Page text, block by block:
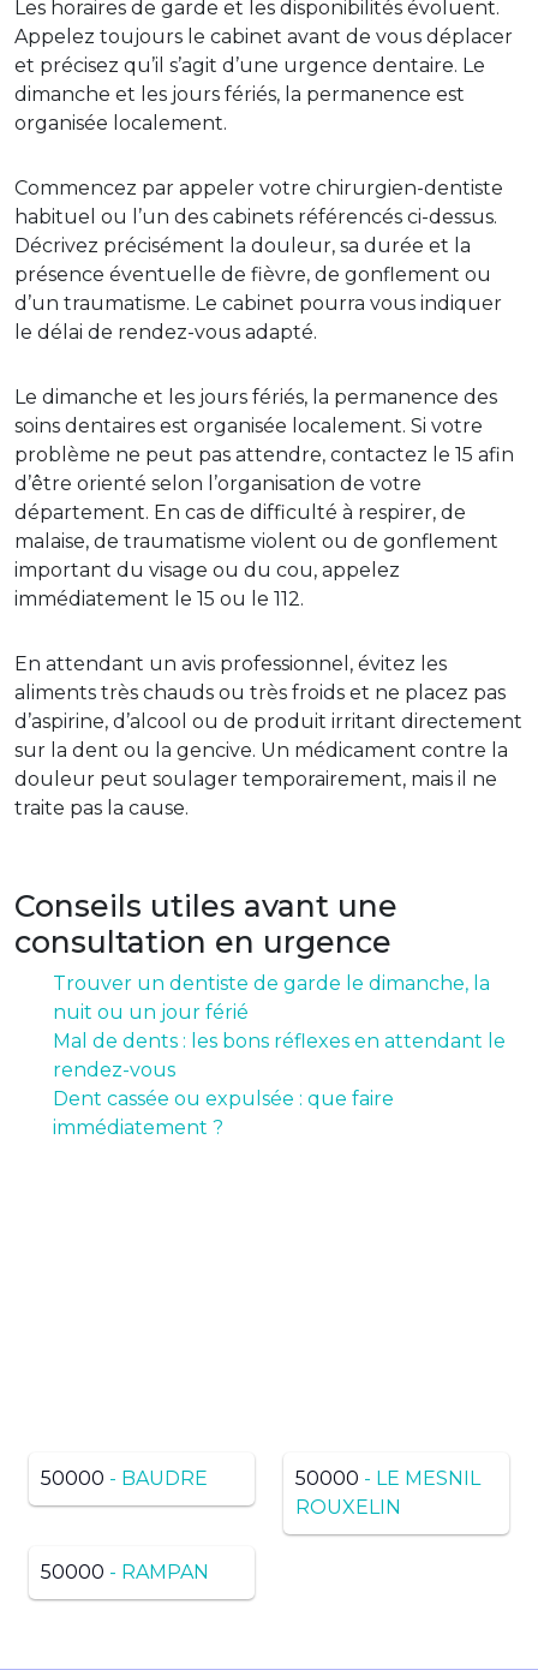
Les horaires de garde et les disponibilités évoluent.
Appelez toujours le cabinet avant de vous déplacer
et précisez qu’il s’agit d’une urgence dentaire. Le
dimanche et les jours fériés, la permanence est
organisée localement.
Commencez par appeler votre chirurgien-dentiste
habituel ou l’un des cabinets référencés ci-dessus.
Décrivez précisément la douleur, sa durée et la
présence éventuelle de fièvre, de gonflement ou
d’un traumatisme. Le cabinet pourra vous indiquer
le délai de rendez-vous adapté.
Le dimanche et les jours fériés, la permanence des
soins dentaires est organisée localement. Si votre
problème ne peut pas attendre, contactez le 15 afin
d’être orienté selon l’organisation de votre
département. En cas de difficulté à respirer, de
malaise, de traumatisme violent ou de gonflement
important du visage ou du cou, appelez
immédiatement le 15 ou le 112.
En attendant un avis professionnel, évitez les
aliments très chauds ou très froids et ne placez pas
d’aspirine, d’alcool ou de produit irritant directement
sur la dent ou la gencive. Un médicament contre la
douleur peut soulager temporairement, mais il ne
traite pas la cause.
Conseils utiles avant une
consultation en urgence
Trouver un dentiste de garde le dimanche, la
nuit ou un jour férié
Mal de dents : les bons réflexes en attendant le
rendez-vous
Dent cassée ou expulsée : que faire
immédiatement ?
50000 - BAUDRE 50000 - LE MESNIL
ROUXELIN
50000 - RAMPAN